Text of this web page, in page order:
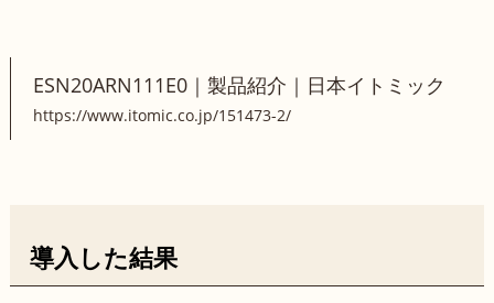
ESN20ARN111E0｜製品紹介｜日本イトミック
https://www.itomic.co.jp/151473-2/
導入した結果